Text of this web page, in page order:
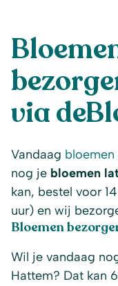
via
Vandaag bloemen
nog je bloemen
kan, bestel voor
uur) en wij
Bloemen
Wil je vandaag
Hattem? Dat kan